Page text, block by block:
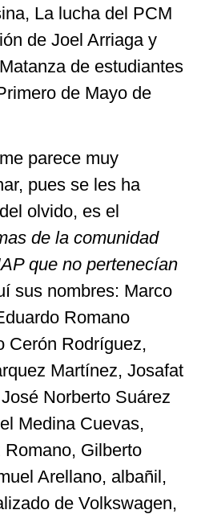
La lucha del PCM
de Joel Arriaga y
de estudiantes
de Mayo de
parece muy
pues se les ha
olvido, es el
de la comunidad
que no pertenecían
sus nombres: Marco
Romano
Cerón Rodríguez,
Martínez, Josafat
Norberto Suárez
Medina Cuevas,
Gilberto
Arellano, albañil,
de Volkswagen,